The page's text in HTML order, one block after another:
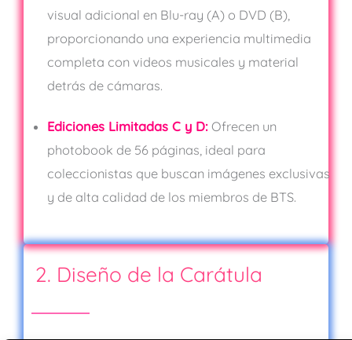
visual adicional en Blu-ray (A) o DVD (B),
proporcionando una experiencia multimedia
completa con videos musicales y material
detrás de cámaras.
Ediciones Limitadas C y D: Ofrecen un
photobook de 56 páginas, ideal para
coleccionistas que buscan imágenes exclusivas
y de alta calidad de los miembros de BTS.
2. Diseño de la Carátula